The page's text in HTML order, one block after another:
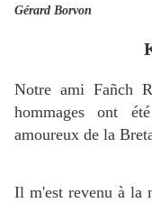
Gérard Borvon
Notre ami Fañch
hommages ont
amoureux de la
Il m'est revenu à la